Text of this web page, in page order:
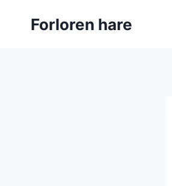
Forloren hare